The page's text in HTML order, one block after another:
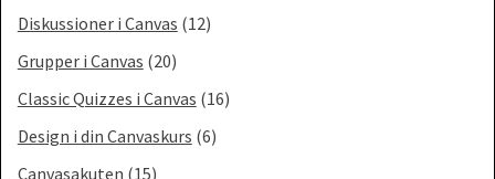
Diskussioner i Canvas (12)
Grupper i Canvas (20)
Classic Quizzes i Canvas (16)
Design i din Canvaskurs (6)
Canvasakuten (15)